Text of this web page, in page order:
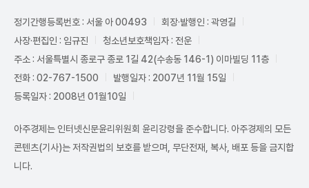
정기간행등록번호 : 서울 아 00493
회장·발행인 : 곽영길
사장·편집인 : 임규진
청소년보호책임자 : 전운
주소 : 서울특별시 종로구 종로 1길 42(수송동 146-1) 이마빌딩 11층
전화 : 02-767-1500
발행일자 : 2007년 11월 15일
등록일자 : 2008년 01월10일
아주경제는 인터넷신문윤리위원회 윤리강령을 준수합니다. 아주경제의 모든
콘텐츠(기사)는 저작권법의 보호를 받으며, 무단전재, 복사, 배포 등을 금지합
니다.